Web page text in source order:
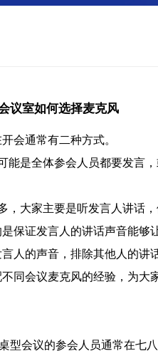
议室如何选择麦克风
会通常有二种方式。
能是全体参会人员都要发言
大家主要是听发言人讲话
保证发言人的讲话声音能够
人的声音，排除其他人的讲
同会议麦克风的经验，为大
会议的参会人员通常在七